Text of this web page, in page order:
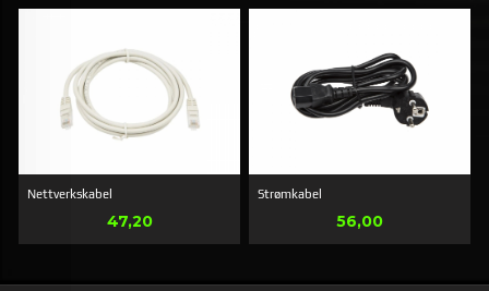
Nettverkskabel
Pris
47,20
Strømkabel
Pris
56,00